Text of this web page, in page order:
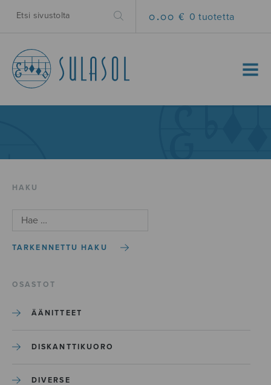
0.00 € 0 tuotetta
MENU
HAKU
TARKENNETTU HAKU
OSASTOT
ÄÄNITTEET
DISKANTTIKUORO
DIVERSE